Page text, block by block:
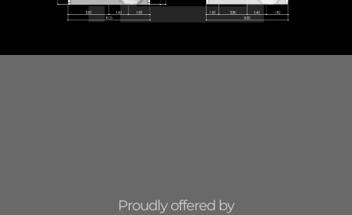
Proudly offered by